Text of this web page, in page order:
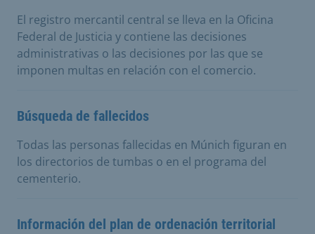
El registro mercantil central se lleva en la Oficina
Federal de Justicia y contiene las decisiones
administrativas o las decisiones por las que se
imponen multas en relación con el comercio.
Búsqueda de fallecidos
Todas las personas fallecidas en Múnich figuran en
los directorios de tumbas o en el programa del
cementerio.
Información del plan de ordenación territorial